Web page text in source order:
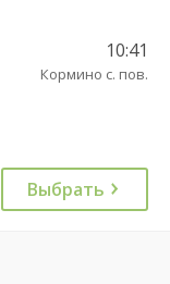
10:41
Кормино с. пов.
Выбрать